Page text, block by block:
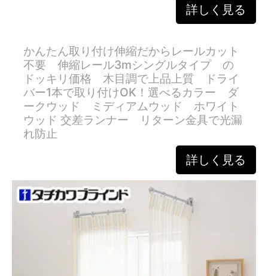
詳しく見る
かんたん取り付け伸縮だからレールカット
不要 伸縮レール3mシングルタイプ の
ドッキリ価格 木目調で上品上質 ドライ
バー1本で取り付けOK！選べるカラー ダ
ークウッド ミディアムウッド ホワイト
ウッド 交差ランナー リターン金具で光漏
れ防止
詳しく見る